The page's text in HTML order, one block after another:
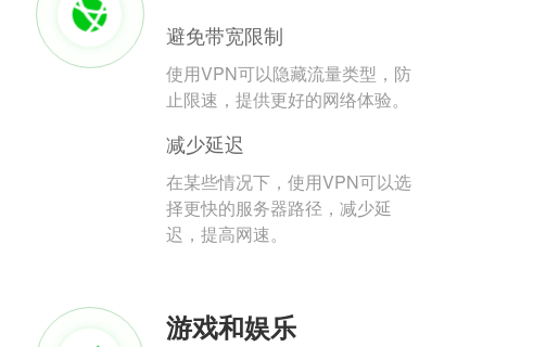
避免带宽限制
使用VPN可以隐藏流量类型，防
止限速，提供更好的网络体验。
减少延迟
在某些情况下，使用VPN可以选
择更快的服务器路径，减少延
迟，提高网速。
游戏和娱乐